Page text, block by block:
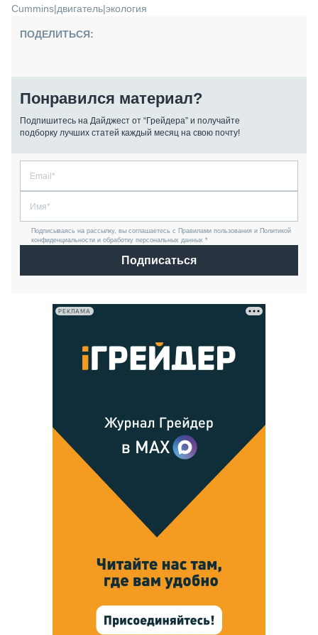
Cummins|двигатель|экология
ПОДЕЛИТЬСЯ:
Понравился материал?
Подпишитесь на Дайджест от “Грейдера” и получайте
подборку лучших статей каждый месяц на свою почту!
Подписываясь на рассылку, вы соглашаетесь с Правилами пользования и Политикой
конфиденциальности и обработку персональных данных *
Подписаться
РЕКЛАМА